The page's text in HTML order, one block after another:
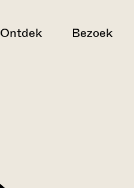
Ontdek Bezoek